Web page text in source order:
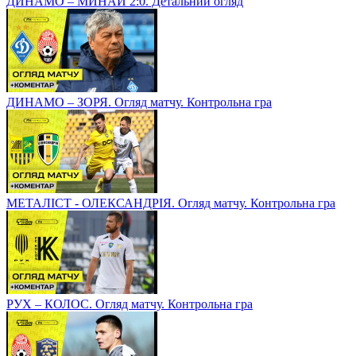
ДИНАМО – ЗОРЯ. Огляд матчу. Контрольна гра
МЕТАЛІСТ - ОЛЕКСАНДРІЯ. Огляд матчу. Контрольна гра
РУХ – КОЛОС. Огляд матчу. Контрольна гра